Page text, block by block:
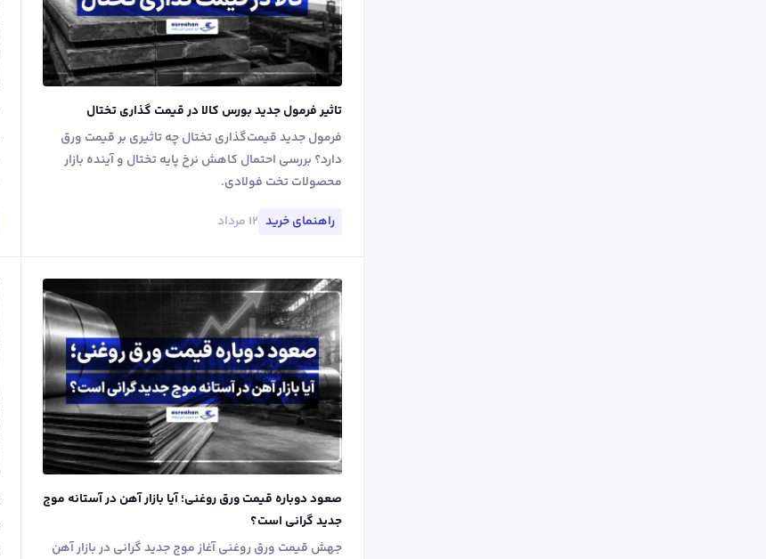
تاثیر فرمول جدید بورس کالا در قیمت گذاری تختال
فرمول جدید قیمت‌گذاری تختال چه تاثیری بر قیمت ورق
دارد؟ بررسی احتمال کاهش نرخ پایه تختال و آینده بازار
محصولات تخت فولادی.
راهنمای خرید ۱۲ مرداد
صعود دوباره قیمت ورق روغنی؛ آیا بازار آهن در آستانه موج
جدید گرانی است؟
جهش قیمت ورق روغنی آغاز موج جدید گرانی در بازار آهن